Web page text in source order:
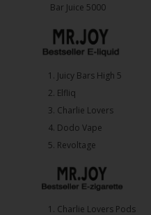
Bar Juice 5000
1.⁠ ⁠Juicy Bars High 5
2.⁠ ⁠⁠Elfliq
3.⁠ ⁠⁠Charlie Lovers
4.⁠ ⁠⁠Dodo Vape
5. ⁠Revoltage
1.⁠ ⁠Charlie Lovers Pods